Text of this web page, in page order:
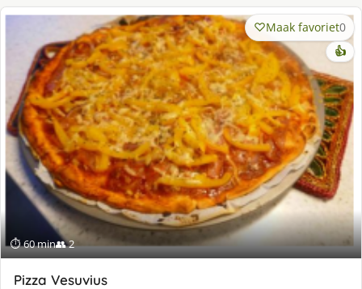
⏱ 60 min👥 2
Maak favoriet0
👍
Pizza Vesuvius